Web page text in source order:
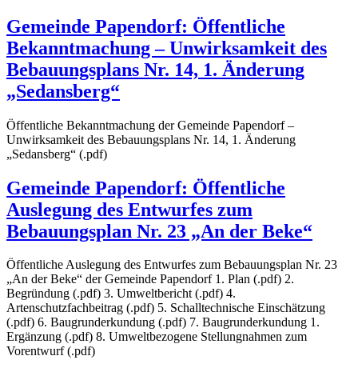
Gemeinde Papendorf: Öffentliche
Bekanntmachung – Unwirksamkeit des
Bebauungsplans Nr. 14, 1. Änderung
„Sedansberg“
Öffentliche Bekanntmachung der Gemeinde Papendorf –
Unwirksamkeit des Bebauungsplans Nr. 14, 1. Änderung
„Sedansberg“ (.pdf)
Gemeinde Papendorf: Öffentliche
Auslegung des Entwurfes zum
Bebauungsplan Nr. 23 „An der Beke“
Öffentliche Auslegung des Entwurfes zum Bebauungsplan Nr. 23
„An der Beke“ der Gemeinde Papendorf 1. Plan (.pdf) 2.
Begründung (.pdf) 3. Umweltbericht (.pdf) 4.
Artenschutzfachbeitrag (.pdf) 5. Schalltechnische Einschätzung
(.pdf) 6. Baugrunderkundung (.pdf) 7. Baugrunderkundung 1.
Ergänzung (.pdf) 8. Umweltbezogene Stellungnahmen zum
Vorentwurf (.pdf)